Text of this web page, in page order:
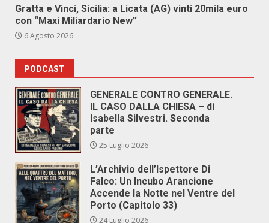
Gratta e Vinci, Sicilia: a Licata (AG) vinti 20mila euro
con “Maxi Miliardario New”
6 Agosto 2026
PODCAST
GENERALE CONTRO GENERALE.
IL CASO DALLA CHIESA – di
Isabella Silvestri. Seconda
parte
25 Luglio 2026
L’Archivio dell’Ispettore Di
Falco: Un Incubo Arancione
Accende la Notte nel Ventre del
Porto (Capitolo 33)
24 Luglio 2026